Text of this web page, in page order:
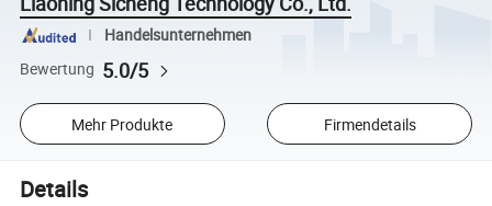
Handelsunternehmen
Bewertung 5.0/5
Mehr Produkte Firmendetails
Details